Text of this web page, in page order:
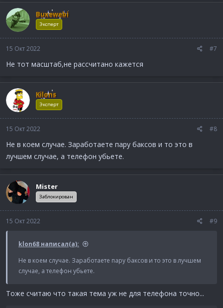
Buxewebi
Эксперт
15 Окт 2022 #7
Не тот масштаб,не рассчитано кажется
Kilons
Эксперт
15 Окт 2022 #8
Не в коем случае. Заработаете пару баксов и то это в
лучшем случае, а телефон убьете.
Mister
Заблокирован
15 Окт 2022 #9
klon68 написал(а):
Не в коем случае. Заработаете пару баксов и то это в лучшем
случае, а телефон убьете.
Тоже считаю что такая тема уж не для телефона точно...